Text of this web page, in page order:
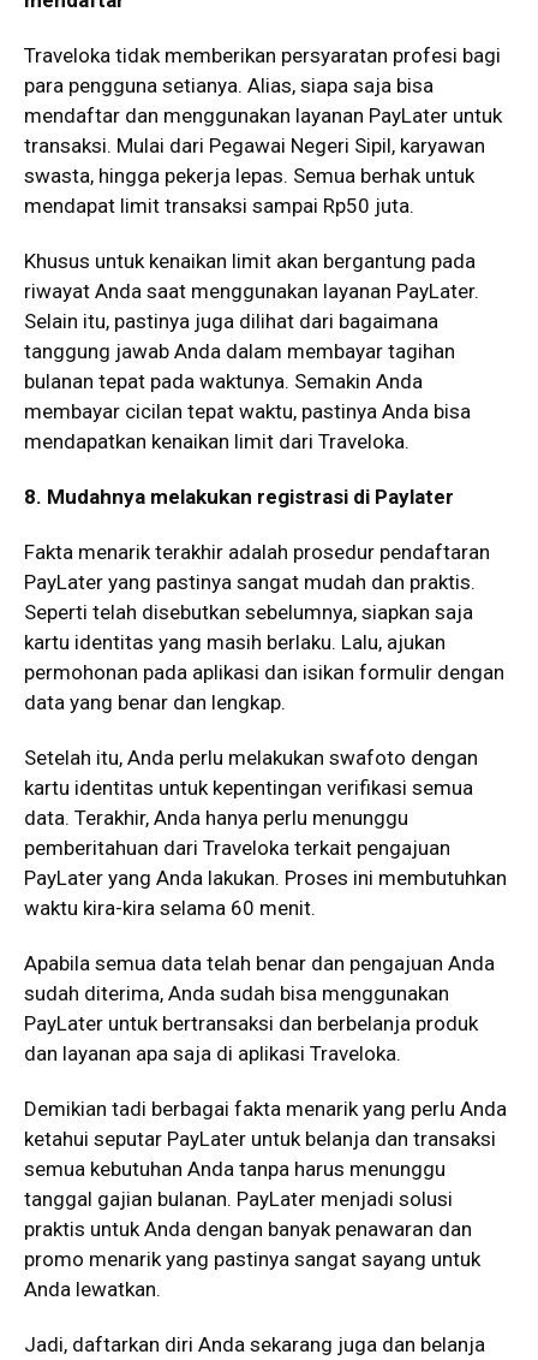
Traveloka tidak memberikan persyaratan profesi bagi
para pengguna setianya. Alias, siapa saja bisa
mendaftar dan menggunakan layanan PayLater untuk
transaksi. Mulai dari Pegawai Negeri Sipil, karyawan
swasta, hingga pekerja lepas. Semua berhak untuk
mendapat limit transaksi sampai Rp50 juta.
Khusus untuk kenaikan limit akan bergantung pada
riwayat Anda saat menggunakan layanan PayLater.
Selain itu, pastinya juga dilihat dari bagaimana
tanggung jawab Anda dalam membayar tagihan
bulanan tepat pada waktunya. Semakin Anda
membayar cicilan tepat waktu, pastinya Anda bisa
mendapatkan kenaikan limit dari Traveloka.
8. Mudahnya melakukan registrasi di Paylater
Fakta menarik terakhir adalah prosedur pendaftaran
PayLater yang pastinya sangat mudah dan praktis.
Seperti telah disebutkan sebelumnya, siapkan saja
kartu identitas yang masih berlaku. Lalu, ajukan
permohonan pada aplikasi dan isikan formulir dengan
data yang benar dan lengkap.
Setelah itu, Anda perlu melakukan swafoto dengan
kartu identitas untuk kepentingan verifikasi semua
data. Terakhir, Anda hanya perlu menunggu
pemberitahuan dari Traveloka terkait pengajuan
PayLater yang Anda lakukan. Proses ini membutuhkan
waktu kira-kira selama 60 menit.
Apabila semua data telah benar dan pengajuan Anda
sudah diterima, Anda sudah bisa menggunakan
PayLater untuk bertransaksi dan berbelanja produk
dan layanan apa saja di aplikasi Traveloka.
Demikian tadi berbagai fakta menarik yang perlu Anda
ketahui seputar PayLater untuk belanja dan transaksi
semua kebutuhan Anda tanpa harus menunggu
tanggal gajian bulanan. PayLater menjadi solusi
praktis untuk Anda dengan banyak penawaran dan
promo menarik yang pastinya sangat sayang untuk
Anda lewatkan.
Jadi, daftarkan diri Anda sekarang juga dan belanja